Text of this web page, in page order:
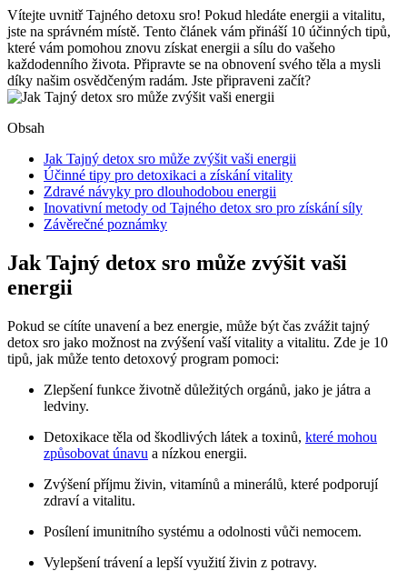
Vítejte uvnitř Tajného detoxu sro! Pokud hledáte energii a vitalitu,
jste na správném místě. Tento článek vám přináší 10 účinných tipů,
které vám pomohou znovu získat energii a sílu do vašeho
každodenního života. Připravte se na obnovení svého těla a mysli
díky našim osvědčeným radám. Jste připraveni začít?
Obsah
Jak Tajný detox sro může zvýšit vaši energii
Účinné tipy pro detoxikaci a získání vitality
Zdravé návyky pro dlouhodobou energii
Inovativní metody od Tajného detox sro pro získání síly
Závěrečné poznámky
Jak Tajný detox sro může zvýšit vaši
energii
Pokud se cítíte unavení a bez energie, může být čas zvážit tajný
detox sro jako možnost na zvýšení vaší vitality a vitalitu. Zde je 10
tipů, jak může tento detoxový program pomoci:
Zlepšení funkce životně důležitých orgánů, jako je játra a
ledviny.
Detoxikace těla od škodlivých látek a toxinů, které mohou
způsobovat únavu a nízkou energii.
Zvýšení příjmu živin, vitamínů a minerálů, které podporují
zdraví a vitalitu.
Posílení imunitního systému a odolnosti vůči nemocem.
Vylepšení trávení a lepší využití živin z potravy.